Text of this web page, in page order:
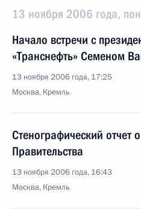
13 ноября 2006 года,
Начало встречи с
«Транснефть» Семеном
13 ноября 2006 года, 17:25
Москва, Кремль
Стенографический отчет
Правительства
13 ноября 2006 года, 16:43
Москва, Кремль